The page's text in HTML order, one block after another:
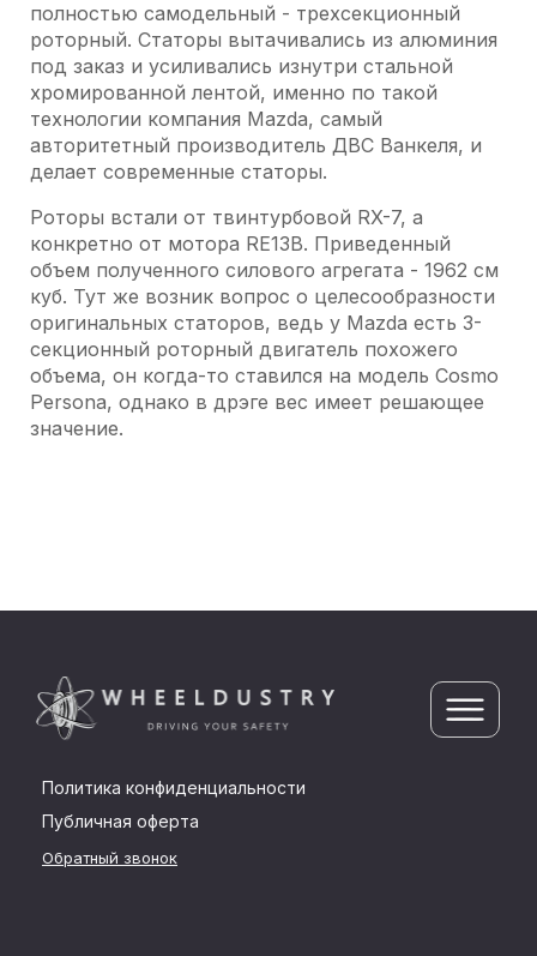
полностью самодельный - трехсекционный
роторный. Статоры вытачивались из алюминия
под заказ и усиливались изнутри стальной
хромированной лентой, именно по такой
технологии компания Mazda, самый
авторитетный производитель ДВС Ванкеля, и
делает современные статоры.
Роторы встали от твинтурбовой RX-7, а
конкретно от мотора RE13B. Приведенный
объем полученного силового агрегата - 1962 см
куб. Тут же возник вопрос о целесообразности
оригинальных статоров, ведь у Mazda есть 3-
секционный роторный двигатель похожего
объема, он когда-то ставился на модель Cosmo
Persona, однако в дрэге вес имеет решающее
значение.
Политика конфиденциальности
Публичная оферта
Обратный звонок